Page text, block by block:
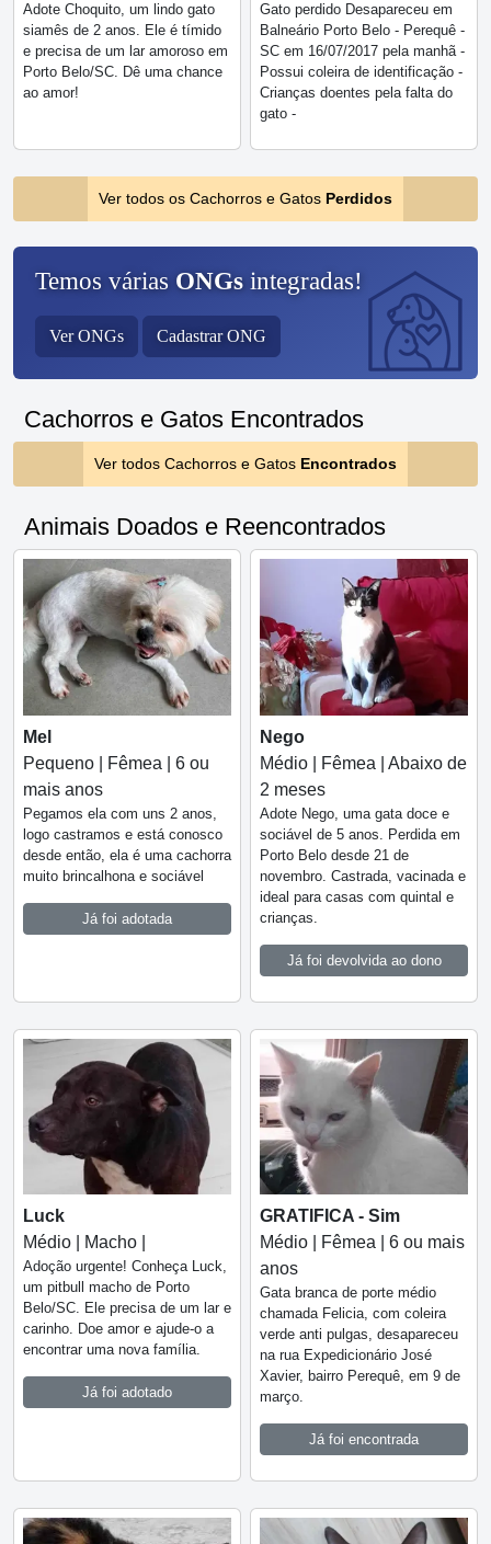
Adote Choquito, um lindo gato
siamês de 2 anos. Ele é tímido
e precisa de um lar amoroso em
Porto Belo/SC. Dê uma chance
ao amor!
Gato perdido Desapareceu em
Balneário Porto Belo - Perequê -
SC em 16/07/2017 pela manhã -
Possui coleira de identificação -
Crianças doentes pela falta do
gato -
Ver todos os Cachorros e Gatos Perdidos
Temos várias ONGs integradas!
Ver ONGs Cadastrar ONG
Cachorros e Gatos Encontrados
Ver todos Cachorros e Gatos Encontrados
Animais Doados e Reencontrados
Mel
Pequeno | Fêmea | 6 ou
mais anos
Pegamos ela com uns 2 anos,
logo castramos e está conosco
desde então, ela é uma cachorra
muito brincalhona e sociável
Já foi adotada
Nego
Médio | Fêmea | Abaixo de
2 meses
Adote Nego, uma gata doce e
sociável de 5 anos. Perdida em
Porto Belo desde 21 de
novembro. Castrada, vacinada e
ideal para casas com quintal e
crianças.
Já foi devolvida ao dono
Luck
Médio | Macho |
Adoção urgente! Conheça Luck,
um pitbull macho de Porto
Belo/SC. Ele precisa de um lar e
carinho. Doe amor e ajude-o a
encontrar uma nova família.
Já foi adotado
GRATIFICA - Sim
Médio | Fêmea | 6 ou mais
anos
Gata branca de porte médio
chamada Felicia, com coleira
verde anti pulgas, desapareceu
na rua Expedicionário José
Xavier, bairro Perequê, em 9 de
março.
Já foi encontrada